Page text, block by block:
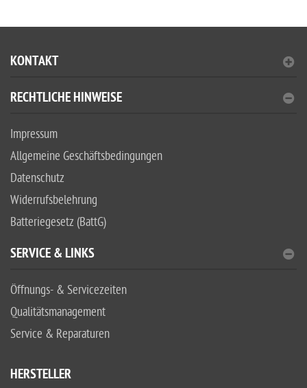
KONTAKT
RECHTLICHE HINWEISE
Impressum
Allgemeine Geschäftsbedingungen
Datenschutz
Widerrufsbelehrung
Batteriegesetz (BattG)
SERVICE & LINKS
Öffnungs- & Servicezeiten
Qualitätsmanagement
Service & Reparaturen
HERSTELLER